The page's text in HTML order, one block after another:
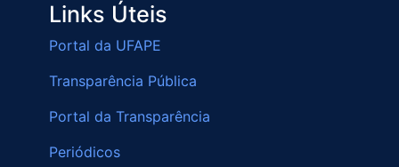
Links Úteis
Portal da UFAPE
Transparência Pública
Portal da Transparência
Periódicos